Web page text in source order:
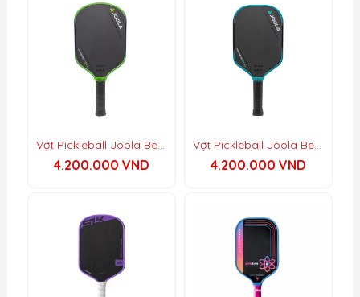
smash của đối thủ thành những pha
reset bóng nhẹ nhàng và chuẩn xác.
Bậc thầy chiến thuật:
Người chơi giành
chiến thắng bằng sự bền bỉ, độ chính
xác và khả năng đặt bóng vào những vị
mạnh thuần túy.
(Competitive)
Dáng vợt:
Wide-Body Control (Bản
rộng – Kiểm soát)
Vợt Pickleball Joola Ben Johns Hyperion 3S 16mm
4.200.000 VND
Vợt Pickleball Joola Ben Johns Perseus 3S 16mm
4.200.000VND